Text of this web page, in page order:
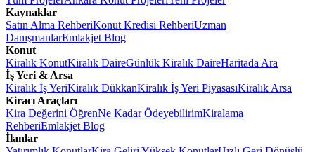
Kaynaklar
Satın Alma RehberiKonut Kredisi RehberiUzman
DanışmanlarEmlakjet Blog
Konut
Kiralık KonutKiralık DaireGünlük Kiralık DaireHaritada Ara
İş Yeri & Arsa
Kiralık İş YeriKiralık DükkanKiralık İş Yeri PiyasasıKiralık Arsa
Kiracı Araçları
Kira Değerini ÖğrenNe Kadar ÖdeyebilirimKiralama
RehberiEmlakjet Blog
İlanlar